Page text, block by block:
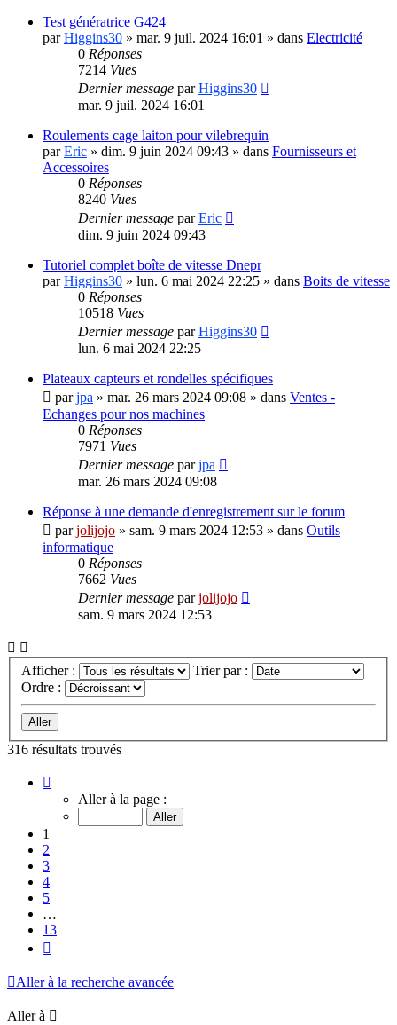
Test génératrice G424
parHiggins30 » mar. 9 juil. 2024 16:01 » dans Electricité
0 Réponses
7214 Vues
Dernier message parHiggins30
mar. 9 juil. 2024 16:01
Roulements cage laiton pour vilebrequin
parEric » dim. 9 juin 2024 09:43 » dans Fournisseurs et
Accessoires
0 Réponses
8240 Vues
Dernier message parEric
dim. 9 juin 2024 09:43
Tutoriel complet boîte de vitesse Dnepr
parHiggins30 » lun. 6 mai 2024 22:25 » dans Boits de vitesse
0 Réponses
10518 Vues
Dernier message parHiggins30
lun. 6 mai 2024 22:25
Plateaux capteurs et rondelles spécifiques
parjpa » mar. 26 mars 2024 09:08 » dans Ventes -
Echanges pour nos machines
0 Réponses
7971 Vues
Dernier message parjpa
mar. 26 mars 2024 09:08
Réponse à une demande d'enregistrement sur le forum
parjolijojo » sam. 9 mars 2024 12:53 » dans Outils
informatique
0 Réponses
7662 Vues
Dernier message parjolijojo
sam. 9 mars 2024 12:53
Afficher :
Trier par :
Ordre :
316 résultats trouvés
sur
Aller à la page :
1
2
3
4
5
…
13
Aller à la recherche avancée
Aller à